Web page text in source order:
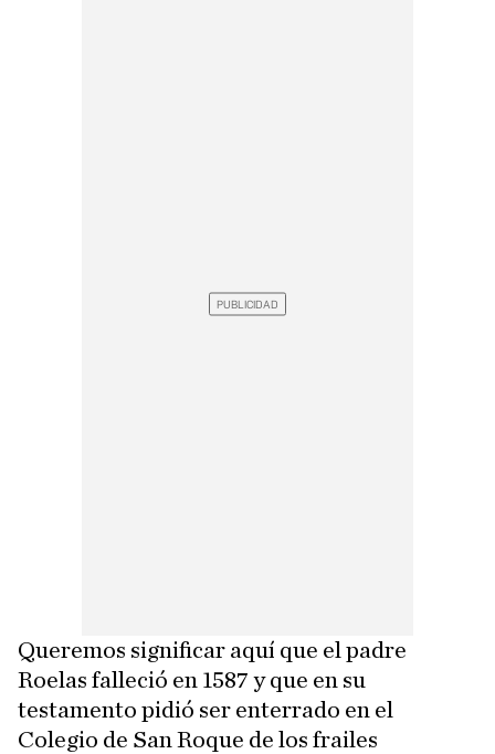
Queremos significar aquí que el padre
Roelas falleció en 1587 y que en su
testamento pidió ser enterrado en el
Colegio de San Roque de los frailes